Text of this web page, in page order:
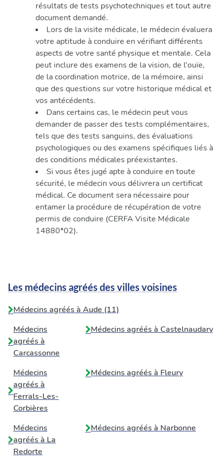
résultats de tests psychotechniques et tout autre
document demandé.
Lors de la visite médicale, le médecin évaluera
votre aptitude à conduire en vérifiant différents
aspects de votre santé physique et mentale. Cela
peut inclure des examens de la vision, de l'ouïe,
de la coordination motrice, de la mémoire, ainsi
que des questions sur votre historique médical et
vos antécédents.
Dans certains cas, le médecin peut vous
demander de passer des tests complémentaires,
tels que des tests sanguins, des évaluations
psychologiques ou des examens spécifiques liés à
des conditions médicales préexistantes.
Si vous êtes jugé apte à conduire en toute
sécurité, le médecin vous délivrera un certificat
médical. Ce document sera nécessaire pour
entamer la procédure de récupération de votre
permis de conduire (CERFA Visite Médicale
14880*02).
Les médecins agréés des villes voisines
Médecins agréés à Aude (11)
Médecins
agréés à
Carcassonne
Médecins agréés à Castelnaudary
Médecins
agréés à
Ferrals-Les-
Corbières
Médecins agréés à Fleury
Médecins
agréés à La
Redorte
Médecins agréés à Narbonne